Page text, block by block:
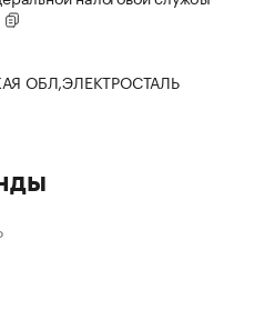
ОБЛ,ЭЛЕКТРОСТАЛЬ